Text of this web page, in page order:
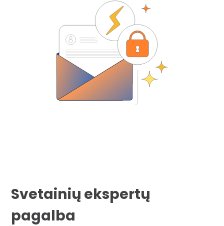
Svetainių ekspertų
pagalba